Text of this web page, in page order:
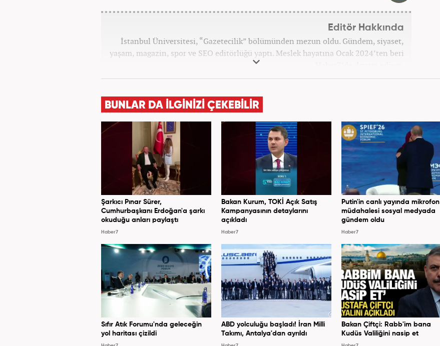
Editör Hakkında
İstanbul Üniversitesi, “Gazetecilik” bölümünden mezun oldu. Gündem, siyaset,
yaşam, magazin, spor ve SEO editörlüğü yaptı. Meslek hayatına Ocak 2024’ten beri
BUNLAR DA İLGİNİZİ ÇEKEBİLİR
Şarkıcı Pınar Sürer,
Cumhurbaşkanı Erdoğan'a şarkı
okuduğu anları paylaştı
Haber7
Bakan Kurum, TOKİ Açık Satış
Kampanyasının detaylarını
açıkladı
Haber7
Putin'in canlı yayında mikrofon
müdahalesi sosyal medyada
gündem oldu
Haber7
Sıfır Atık Forumu'nda geleceğin
yol haritası çizildi
ABD yolculuğu başladı! İran Milli
Takımı, Antalya'dan ayrıldı
Bakan Çiftçi: Rabb'im bana
Kudüs Valiliğini nasip et